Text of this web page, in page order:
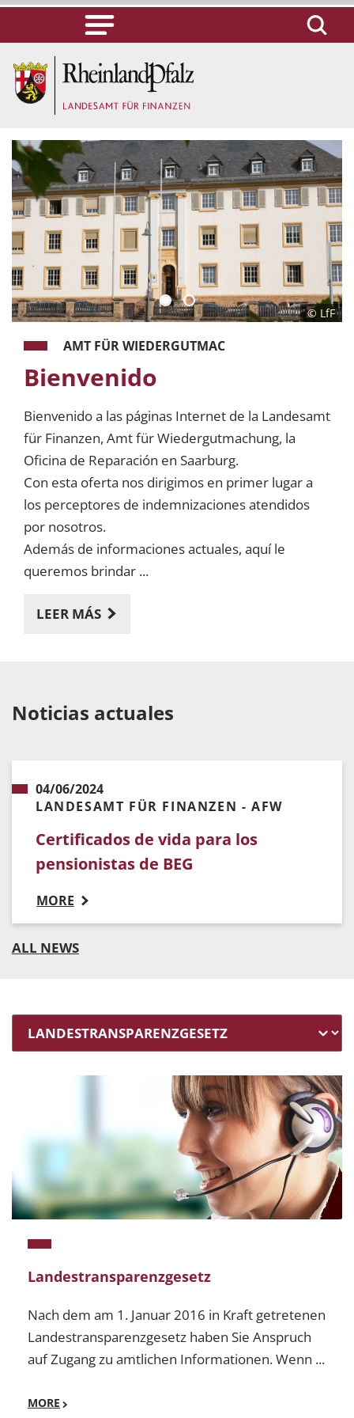
© LfF
AMT FÜR WIEDERGUTMAC
Bienvenido
Bienvenido a las páginas Internet de la Landesamt
für Finanzen, Amt für Wiedergutmachung, la
Oficina de Reparación en Saarburg.
Con esta oferta nos dirigimos en primer lugar a
los perceptores de indemnizaciones atendidos
por nosotros.
Además de informaciones actuales, aquí le
queremos brindar ...
LEER MÁS
Noticias actuales
ALL NEWS
04/06/2024
LANDESAMT FÜR FINANZEN - AFW
Certificados de vida para los
pensionistas de BEG
MORE
Landestransparenzgesetz
Nach dem am 1. Januar 2016 in Kraft getretenen
Landestransparenzgesetz haben Sie Anspruch
auf Zugang zu amtlichen Informationen. Wenn ...
MORE